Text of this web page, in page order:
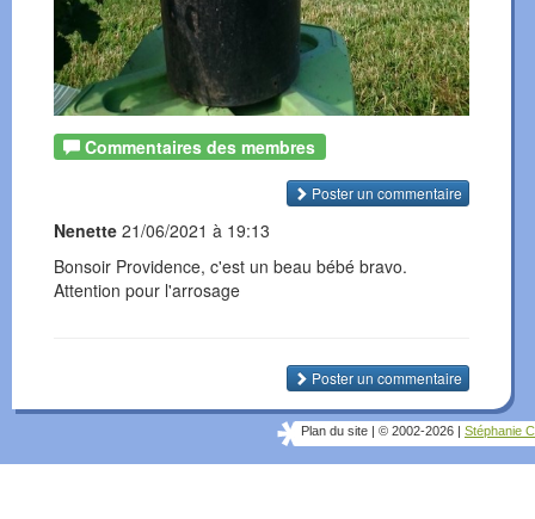
Commentaires des membres
Poster un commentaire
Nenette 21/06/2021 à 19:13
Bonsoir Providence, c'est un beau bébé bravo.
Attention pour l'arrosage
Poster un commentaire
Plan du site © 2002-2026 Stéphanie C